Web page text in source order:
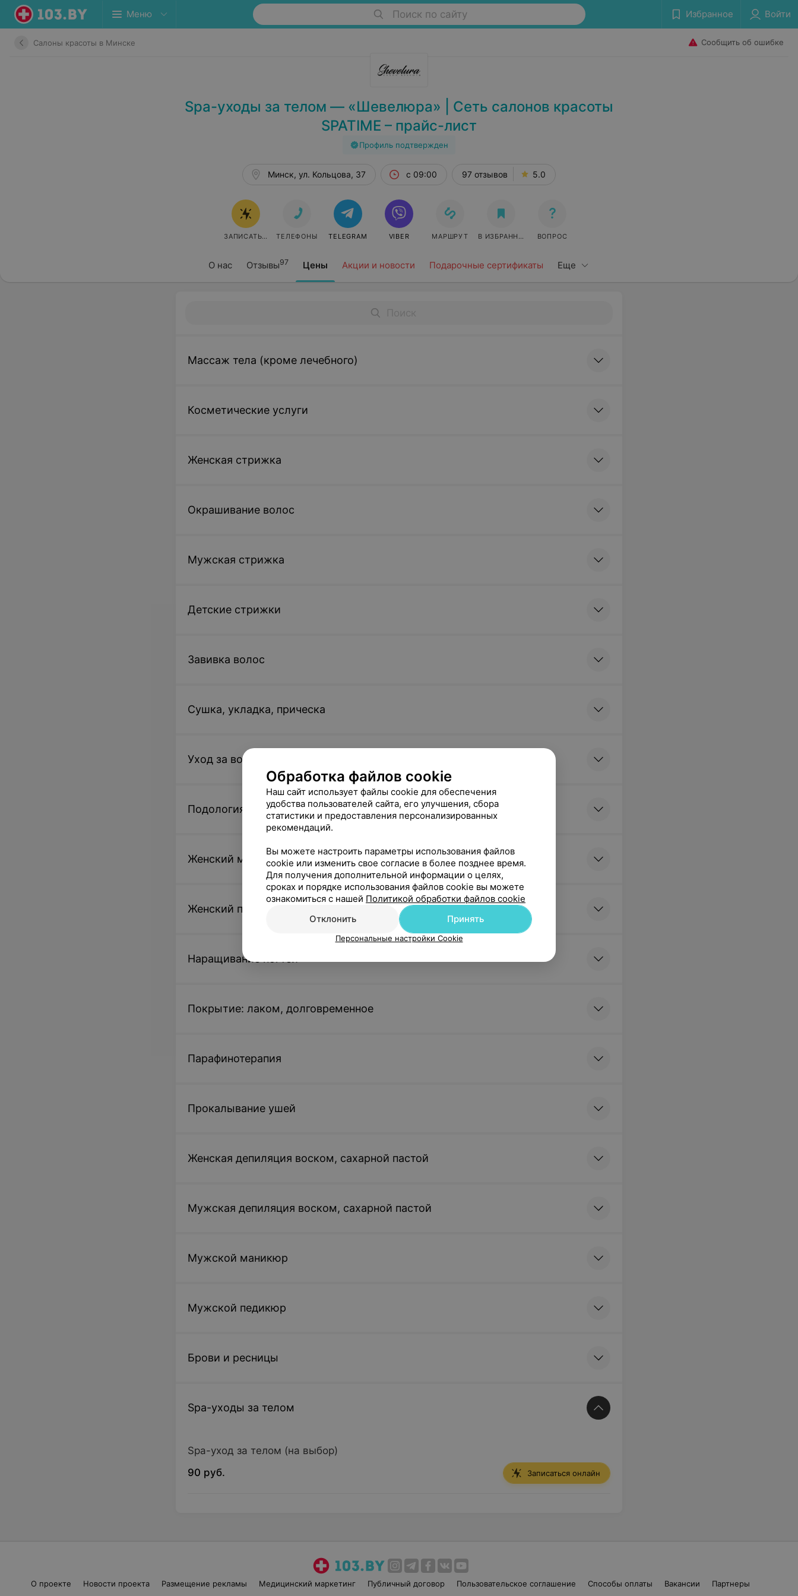
Меню Поиск по сайту Избранное Войти
Салоны красоты в Минске Сообщить об ошибке
Spa-уходы за телом — «Шевелюра» | Сеть салонов красоты
SPATIME – прайс-лист
Профиль подтвержден
О нас Отзывы97 Цены Акции и новости Подарочные сертификаты Еще
Минск, ул. Кольцова, 37 с 09:00 97 отзывов 5.0
ЗАПИСАТЬСЯ ТЕЛЕФОНЫ TELEGRAM VIBER МАРШРУТ В ИЗБРАННОЕ ВОПРОС
Массаж тела (кроме лечебного)
Косметические услуги
Женская стрижка
Окрашивание волос
Мужская стрижка
Детские стрижки
Завивка волос
Сушка, укладка, прическа
Уход за волосами
Подология
Женский маникюр
Женский педикюр
Наращивание ногтей
Покрытие: лаком, долговременное
Парафинотерапия
Прокалывание ушей
Женская депиляция воском, сахарной пастой
Мужская депиляция воском, сахарной пастой
Мужской маникюр
Мужской педикюр
Брови и ресницы
Spa-уходы за телом
Spa-уход за телом (на выбор)
90 руб.
Записаться онлайн
О проекте Новости проекта Размещение рекламы Медицинский маркетинг Публичный договор Пользовательское соглашение Способы оплаты Вакансии
Партнеры
Обработка файлов cookie
Наш сайт использует файлы cookie для обеспечения
удобства пользователей сайта, его улучшения, сбора
статистики и предоставления персонализированных
рекомендаций.
Вы можете настроить параметры использования файлов
cookie или изменить свое согласие в более позднее время.
Для получения дополнительной информации о целях,
сроках и порядке использования файлов cookie вы можете
ознакомиться с нашей Политикой обработки файлов cookie
Отклонить
Принять
Персональные настройки Cookie